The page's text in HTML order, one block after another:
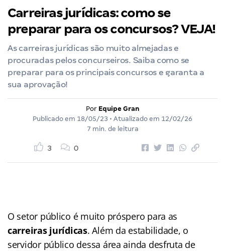
Carreiras jurídicas: como se
preparar para os concursos? VEJA!
As carreiras jurídicas são muito almejadas e
procuradas pelos concurseiros. Saiba como se
preparar para os principais concursos e garanta a
sua aprovação!
Por Equipe Gran
Publicado em 18/05/23 • Atualizado em 12/02/26
7 min. de leitura
3 0
O setor público é muito próspero para as
carreiras jurídicas. Além da estabilidade, o
servidor público dessa área ainda desfruta de